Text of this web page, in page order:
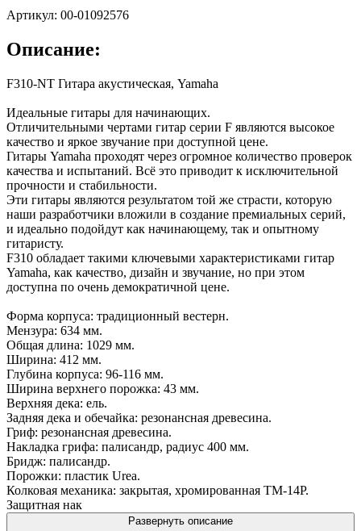
Артикул: 00-01092576
Описание:
F310-NT Гитара акустическая, Yamaha
Идеальные гитары для начинающих.
Отличительными чертами гитар серии F являются высокое
качество и яркое звучание при доступной цене.
Гитары Yamaha проходят через огромное количество проверок
качества и испытаний. Всё это приводит к исключительной
прочности и стабильности.
Эти гитары являются результатом той же страсти, которую
наши разработчики вложили в создание премиальных серий,
и идеально подойдут как начинающему, так и опытному
гитаристу.
F310 обладает такими ключевыми характеристиками гитар
Yamaha, как качество, дизайн и звучание, но при этом
доступна по очень демократичной цене.
Форма корпуса: традиционный вестерн.
Мензура: 634 мм.
Общая длина: 1029 мм.
Ширина: 412 мм.
Глубина корпуса: 96-116 мм.
Ширина верхнего порожка: 43 мм.
Верхняя дека: ель.
Задняя дека и обечайка: резонансная древесина.
Гриф: резонансная древесина.
Накладка грифа: палисандр, радиус 400 мм.
Бридж: палисандр.
Порожки: пластик Urea.
Колковая механика: закрытая, хромированная TM-14P.
Защитная нак
Развернуть описание